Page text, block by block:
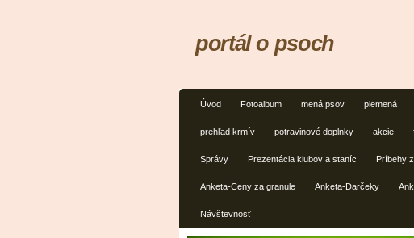
Úvod Fotoalbum mená psov plemená
prehľad krmív potravinové doplnky akcie
Správy Prezentácia klubov a staníc Príbehy
Anketa-Ceny za granule Anketa-Darčeky
Návštevnosť
portál o psoch